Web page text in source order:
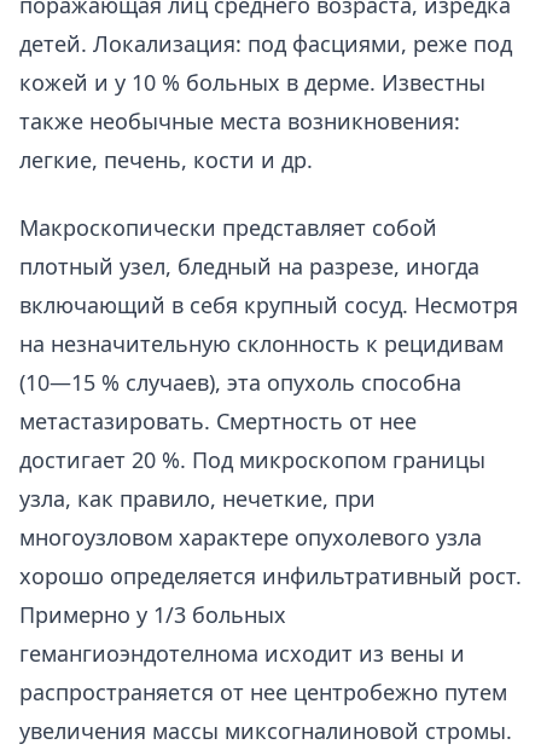
детей. Локализация: под фасциями, реже под
кожей и у 10 % больных в дерме. Известны
также необычные места возникновения:
легкие, печень, кости и др.
Макроскопически представляет собой
плотный узел, бледный на разрезе, иногда
включающий в себя крупный сосуд. Несмотря
на незначительную склонность к рецидивам
(10—15 % случаев), эта опухоль способна
метастазировать. Смертность от нее
достигает 20 %. Под микроскопом границы
узла, как правило, нечеткие, при
многоузловом характере опухолевого узла
хорошо определяется инфильтративный рост.
Примерно у 1/3 больных
гемангиоэндотелнома исходит из вены и
распространяется от нее центробежно путем
увеличения массы миксогналиновой стромы.